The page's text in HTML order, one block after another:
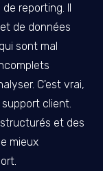
reporting. Il
de données
sont mal
C'est vrai,
client.
et des
mieux